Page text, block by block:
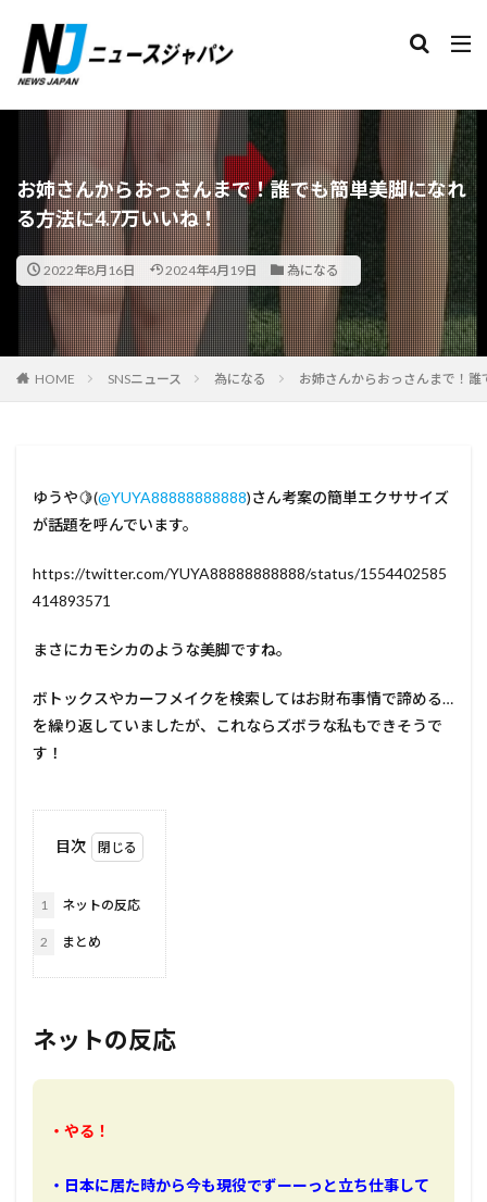
お姉さんからおっさんまで！誰でも簡単美脚になれ
る方法に4.7万いいね！
2022年8月16日 2024年4月19日 為になる
HOME SNSニュース 為になる お姉さんからおっさんまで！
ゆうや🍋(@YUYA88888888888)さん考案の簡単エクササイズ
が話題を呼んでいます。
https://twitter.com/YUYA88888888888/status/1554402585
414893571
まさにカモシカのような美脚ですね。
ボトックスやカーフメイクを検索してはお財布事情で諦める…
を繰り返していましたが、これならズボラな私もできそうで
す！
目次
1 ネットの反応
2 まとめ
ネットの反応
・やる！
・日本に居た時から今も現役でずーーっと立ち仕事して
検索